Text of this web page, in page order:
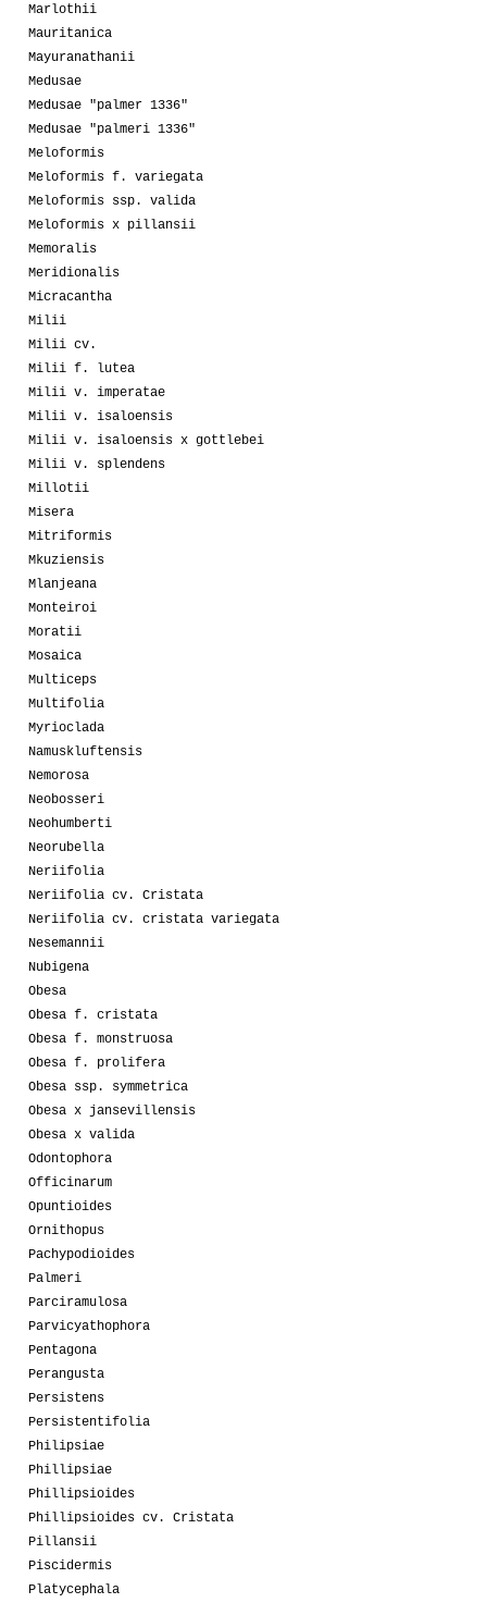
Marlothii
Mauritanica
Mayuranathanii
Medusae
Medusae "palmer 1336"
Medusae "palmeri 1336"
Meloformis
Meloformis f. variegata
Meloformis ssp. valida
Meloformis x pillansii
Memoralis
Meridionalis
Micracantha
Milii
Milii cv.
Milii f. lutea
Milii v. imperatae
Milii v. isaloensis
Milii v. isaloensis x gottlebei
Milii v. splendens
Millotii
Misera
Mitriformis
Mkuziensis
Mlanjeana
Monteiroi
Moratii
Mosaica
Multiceps
Multifolia
Myrioclada
Namuskluftensis
Nemorosa
Neobosseri
Neohumberti
Neorubella
Neriifolia
Neriifolia cv. Cristata
Neriifolia cv. cristata variegata
Nesemannii
Nubigena
Obesa
Obesa f. cristata
Obesa f. monstruosa
Obesa f. prolifera
Obesa ssp. symmetrica
Obesa x jansevillensis
Obesa x valida
Odontophora
Officinarum
Opuntioides
Ornithopus
Pachypodioides
Palmeri
Parciramulosa
Parvicyathophora
Pentagona
Perangusta
Persistens
Persistentifolia
Philipsiae
Phillipsiae
Phillipsioides
Phillipsioides cv. Cristata
Pillansii
Piscidermis
Platycephala